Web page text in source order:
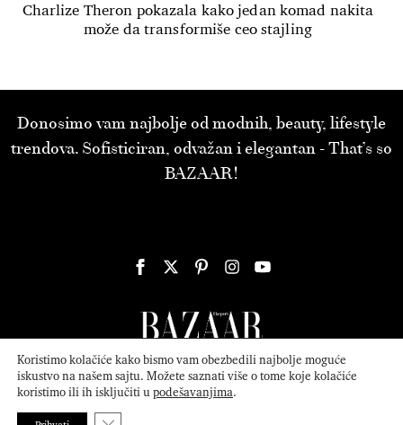
Charlize Theron pokazala kako jedan komad nakita
može da transformiše ceo stajling
Donosimo vam najbolje od modnih, beauty, lifestyle
trendova. Sofisticiran, odvažan i elegantan - That’s so
BAZAAR!
© 2026ATTICA MEDIASerbia, Inc. All Rights Reserved.
Koristimo kolačiće kako bismo vam obezbedili najbolje moguće
iskustvo na našem sajtu. Možete saznati više o tome koje kolačiće
koristimo ili ih isključiti upodešavanjima.